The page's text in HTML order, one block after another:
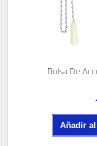
Bolsa De
Añadir